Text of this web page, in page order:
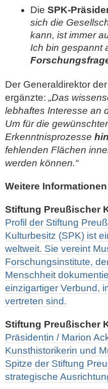
Die SPK-
sich die
kann, ist immer
Ich bin gespannt
Der Generaldirektor der
ergänzte: „Das
lebhaftes Interesse an
Um für die
Erkenntnisprozesse
fehlenden Flächen
werden können.“
Weitere
Stiftung Preußischer
Profil der Stiftung
Kulturbesitz (SPK) ist
weltweit. Sie vereint
Forschungsinstitute,
Menschheit
einzigartiger Verbund,
vertreten sind.
Stiftung Preußischer
Präsidentin / Marion
Kunsthistorikerin und
Spitze der Stiftung
strategische